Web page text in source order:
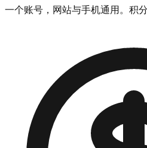
一个账号，网站与手机通用。积分